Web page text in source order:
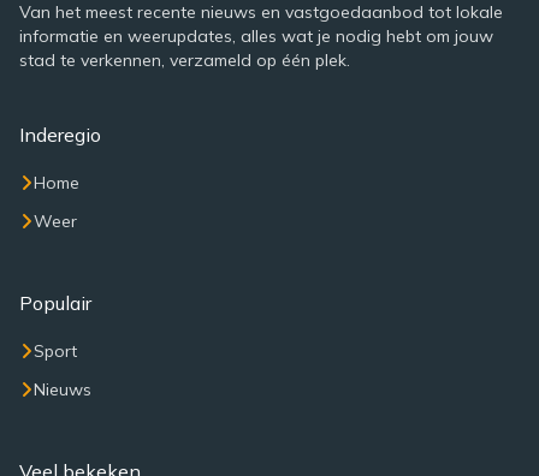
Van het meest recente nieuws en vastgoedaanbod tot lokale
informatie en weerupdates, alles wat je nodig hebt om jouw
stad te verkennen, verzameld op één plek.
Inderegio
Home
Weer
Populair
Sport
Nieuws
Veel bekeken